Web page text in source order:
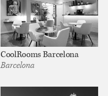
CoolRooms Barcelona
Barcelona